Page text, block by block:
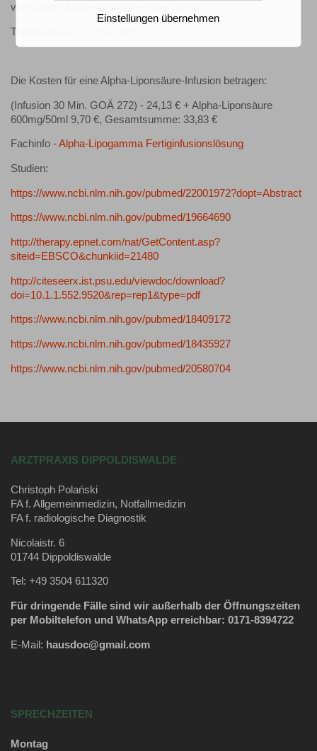
von 600mg Alpha-Liponsäure über 30 Min
Therapiedauer 2-4 Wochen
Die Kosten für eine Alpha-Liponsäure-Infusion betragen:
(Infusion 30 Min. GOÄ 272) - 24,13 € + Alpha-Liponsäure
600mg/50ml 9,70 €, Gesamtsumme: 33,83 €
Fachinfo -Alpha-Lipogamma Fertiginfusionslösung
Studien:
https://www.ncbi.nlm.nih.gov/pubmed/22001972?dopt=Abstract
https://www.ncbi.nlm.nih.gov/pubmed/19664690
http://therapy.epnet.com/nat/GetContent.asp?
siteid=EBSCO&chunkiid=21480
http://citeseerx.ist.psu.edu/viewdoc/download?
doi=10.1.1.552.9520&rep=rep1&type=pdf
https://www.ncbi.nlm.nih.gov/pubmed/18409172
https://www.ncbi.nlm.nih.gov/pubmed/18435927
https://www.ncbi.nlm.nih.gov/pubmed/20580704
ARZTPRAXIS DIPPOLDISWALDE
Christoph Polański
FA f. Allgemeinmedizin, Notfallmedizin
FA f. radiologische Diagnostik
Nicolaistr. 6
01744 Dippoldiswalde
Tel: +49 3504 611320
Für dringende Fälle sind wir außerhalb der Öffnungszeiten
per Mobiltelefon und WhatsApp erreichbar: 0171-8394722
E-Mail: hausdoc@gmail.com
SPRECHZEITEN
Montag
Einstellungen übernehmen